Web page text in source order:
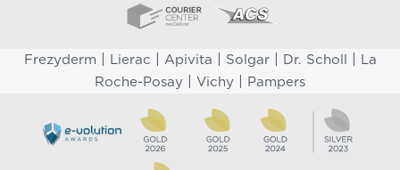
Frezyderm Lierac Apivita Solgar| Dr. Scholl
La
Roche-Posay
Vichy Pampers